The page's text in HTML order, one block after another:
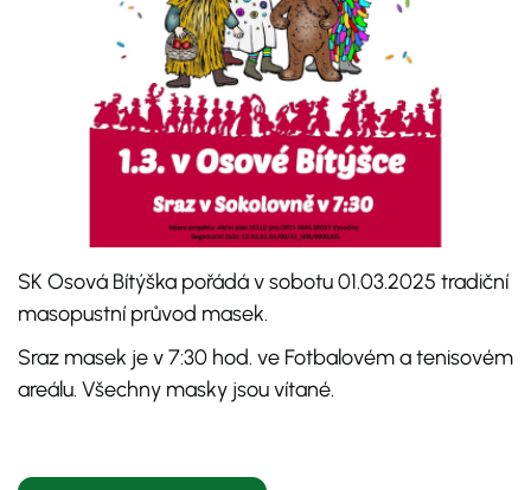
SK Osová Bítýška pořádá v sobotu 01.03.2025 tradiční
masopustní průvod masek.
Sraz masek je v 7:30 hod. ve Fotbalovém a tenisovém
areálu. Všechny masky jsou vítané.